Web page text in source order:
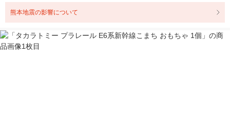
熊本地震の影響について